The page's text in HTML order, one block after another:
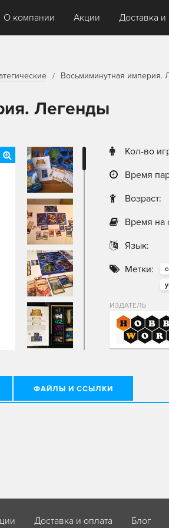
О компании Акции Доставка и
Восьмиминутная империя.
Легенды
Кол-во
Время
Возраст:
Время на
Язык:
Метки:
ИЗДАТЕЛЬ
ФАЙЛЫ И ССЫЛКИ
Доставка и оплата Блог